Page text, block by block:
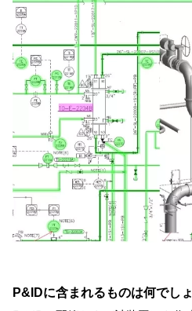
P&IDに含まれるものは何でし